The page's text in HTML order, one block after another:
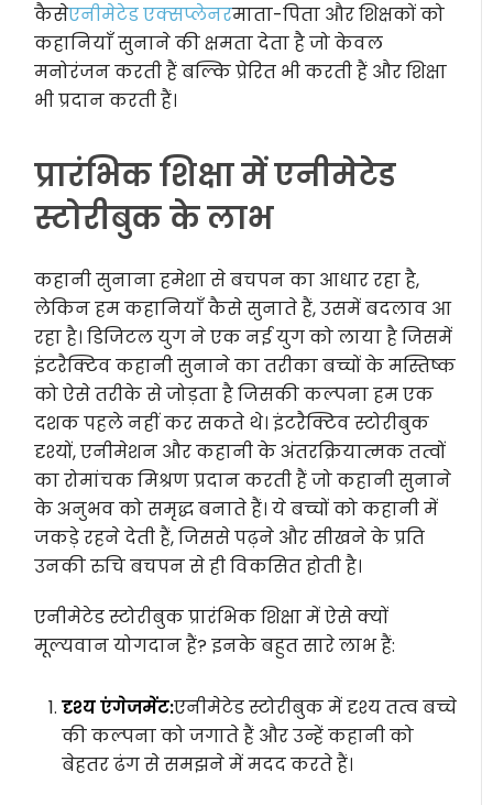
कैसेएनीमेटेड एक्सप्लेनरमाता-पिता और शिक्षकों को
कहानियाँ सुनाने की क्षमता देता है जो केवल
मनोरंजन करती हैं बल्कि प्रेरित भी करती हैं और शिक्षा
भी प्रदान करती हैं।
प्रारंभिक शिक्षा में एनीमेटेड
स्टोरीबुक के लाभ
कहानी सुनाना हमेशा से बचपन का आधार रहा है,
लेकिन हम कहानियाँ कैसे सुनाते हैं, उसमें बदलाव आ
रहा है। डिजिटल युग ने एक नई युग को लाया है जिसमें
इंटरैक्टिव कहानी सुनाने का तरीका बच्चों के मस्तिष्क
को ऐसे तरीके से जोड़ता है जिसकी कल्पना हम एक
दशक पहले नहीं कर सकते थे। इंटरैक्टिव स्टोरीबुक
दृश्यों, एनीमेशन और कहानी के अंतरक्रियात्मक तत्वों
का रोमांचक मिश्रण प्रदान करती हैं जो कहानी सुनाने
के अनुभव को समृद्ध बनाते हैं। ये बच्चों को कहानी में
जकड़े रहने देती हैं, जिससे पढ़ने और सीखने के प्रति
उनकी रुचि बचपन से ही विकसित होती है।
एनीमेटेड स्टोरीबुक प्रारंभिक शिक्षा में ऐसे क्यों
मूल्यवान योगदान हैं? इनके बहुत सारे लाभ हैं:
दृश्य एंगेजमेंट:एनीमेटेड स्टोरीबुक में दृश्य तत्व बच्चे
की कल्पना को जगाते हैं और उन्हें कहानी को
बेहतर ढंग से समझने में मदद करते हैं।